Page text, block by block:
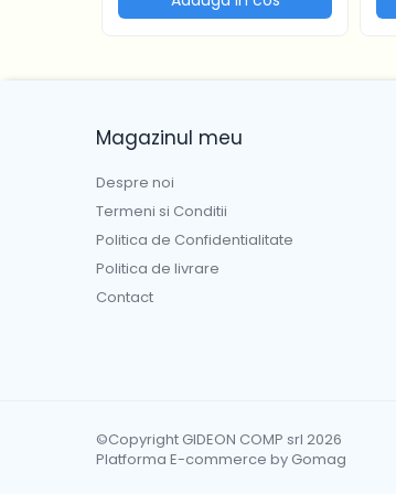
Magazinul meu
Despre noi
Termeni si Conditii
Politica de Confidentialitate
Politica de livrare
Contact
©Copyright GIDEON COMP srl 2026
Platforma E-commerce by Gomag